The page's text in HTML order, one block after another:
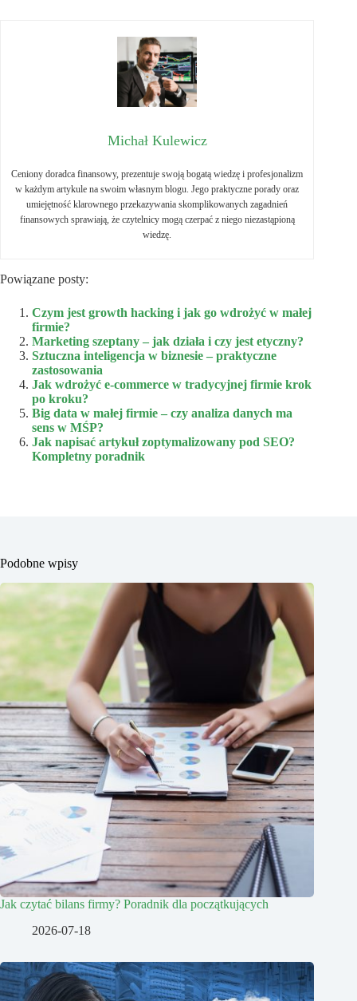
Michał Kulewicz
Ceniony doradca finansowy, prezentuje swoją bogatą wiedzę i profesjonalizm
w każdym artykule na swoim własnym blogu. Jego praktyczne porady oraz
umiejętność klarownego przekazywania skomplikowanych zagadnień
finansowych sprawiają, że czytelnicy mogą czerpać z niego niezastąpioną
wiedzę.
Powiązane posty:
Czym jest growth hacking i jak go wdrożyć w małej
firmie?
Marketing szeptany – jak działa i czy jest etyczny?
Sztuczna inteligencja w biznesie – praktyczne
zastosowania
Jak wdrożyć e-commerce w tradycyjnej firmie krok
po kroku?
Big data w małej firmie – czy analiza danych ma
sens w MŚP?
Jak napisać artykuł zoptymalizowany pod SEO?
Kompletny poradnik
Podobne wpisy
Jak czytać bilans firmy? Poradnik dla początkujących
2026-07-18